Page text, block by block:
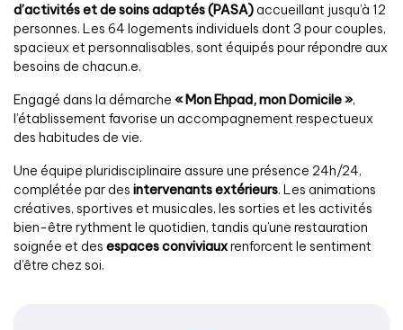
d’activités et de soins adaptés (PASA) accueillant jusqu’à 12
personnes. Les 64 logements individuels dont 3 pour couples,
spacieux et personnalisables, sont équipés pour répondre aux
besoins de chacun.e.
Engagé dans la démarche « Mon Ehpad, mon Domicile »,
l’établissement favorise un accompagnement respectueux
des habitudes de vie.
Une équipe pluridisciplinaire assure une présence 24h/24,
complétée par des intervenants extérieurs. Les animations
créatives, sportives et musicales, les sorties et les activités
bien-être rythment le quotidien, tandis qu’une restauration
soignée et des espaces conviviauxrenforcent le sentiment
d’être chez soi.